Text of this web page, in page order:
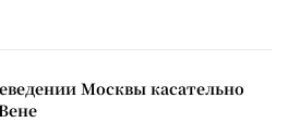
Москвы касательно